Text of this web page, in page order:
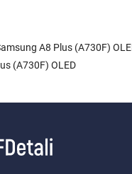
A8 Plus (A730F)
(A730F) OLED